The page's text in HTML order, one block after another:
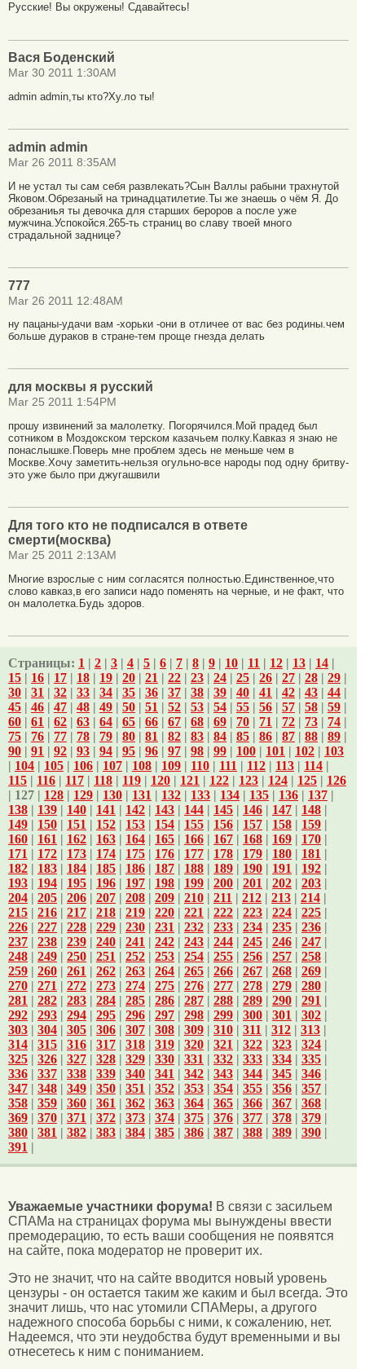
Русские! Вы окружены! Сдавайтесь!
Вася Боденский
Mar 30 2011 1:30AM
admin admin,ты кто?Ху.ло ты!
admin admin
Mar 26 2011 8:35AM
И не устал ты сам себя развлекать?Сын Валлы рабыни трахнутой
Яковом.Обрезаный на тринадцатилетие.Ты же знаешь о чём Я. До
обрезаниья ты девочка для старших бероров а после уже
мужчина.Успокойся.265-ть страниц во славу твоей много
страдальной заднице?
777
Mar 26 2011 12:48AM
ну пацаны-удачи вам -хорьки -они в отличее от вас без родины.чем
больше дураков в стране-тем проще гнезда делать
для москвы я русский
Mar 25 2011 1:54PM
прошу извинений за малолетку. Погорячился.Мой прадед был
сотником в Моздокском терском казачьем полку.Кавказ я знаю не
понаслышке.Поверь мне проблем здесь не меньше чем в
Москве.Хочу заметить-нельзя огульно-все народы под одну бритву-
это уже было при джугашвили
Для того кто не подписался в ответе
смерти(москва)
Mar 25 2011 2:13AM
Многие взрослые с ним согласятся полностью.Единственное,что
слово кавказ,в его записи надо поменять на черные, и не факт, что
он малолетка.Будь здоров.
Страницы: 1 | 2 | 3 | 4 | 5 | 6 | 7 | 8 | 9 | 10 | 11 | 12 | 13 | 14 |
15 | 16 | 17 | 18 | 19 | 20 | 21 | 22 | 23 | 24 | 25 | 26 | 27 | 28 | 29 |
30 | 31 | 32 | 33 | 34 | 35 | 36 | 37 | 38 | 39 | 40 | 41 | 42 | 43 | 44 |
45 | 46 | 47 | 48 | 49 | 50 | 51 | 52 | 53 | 54 | 55 | 56 | 57 | 58 | 59 |
60 | 61 | 62 | 63 | 64 | 65 | 66 | 67 | 68 | 69 | 70 | 71 | 72 | 73 | 74 |
75 | 76 | 77 | 78 | 79 | 80 | 81 | 82 | 83 | 84 | 85 | 86 | 87 | 88 | 89 |
90 | 91 | 92 | 93 | 94 | 95 | 96 | 97 | 98 | 99 | 100 | 101 | 102 | 103
| 104 | 105 | 106 | 107 | 108 | 109 | 110 | 111 | 112 | 113 | 114 |
115 | 116 | 117 | 118 | 119 | 120 | 121 | 122 | 123 | 124 | 125 | 126
| 127 | 128 | 129 | 130 | 131 | 132 | 133 | 134 | 135 | 136 | 137 |
138 | 139 | 140 | 141 | 142 | 143 | 144 | 145 | 146 | 147 | 148 |
149 | 150 | 151 | 152 | 153 | 154 | 155 | 156 | 157 | 158 | 159 |
160 | 161 | 162 | 163 | 164 | 165 | 166 | 167 | 168 | 169 | 170 |
171 | 172 | 173 | 174 | 175 | 176 | 177 | 178 | 179 | 180 | 181 |
182 | 183 | 184 | 185 | 186 | 187 | 188 | 189 | 190 | 191 | 192 |
193 | 194 | 195 | 196 | 197 | 198 | 199 | 200 | 201 | 202 | 203 |
204 | 205 | 206 | 207 | 208 | 209 | 210 | 211 | 212 | 213 | 214 |
215 | 216 | 217 | 218 | 219 | 220 | 221 | 222 | 223 | 224 | 225 |
226 | 227 | 228 | 229 | 230 | 231 | 232 | 233 | 234 | 235 | 236 |
237 | 238 | 239 | 240 | 241 | 242 | 243 | 244 | 245 | 246 | 247 |
248 | 249 | 250 | 251 | 252 | 253 | 254 | 255 | 256 | 257 | 258 |
259 | 260 | 261 | 262 | 263 | 264 | 265 | 266 | 267 | 268 | 269 |
270 | 271 | 272 | 273 | 274 | 275 | 276 | 277 | 278 | 279 | 280 |
281 | 282 | 283 | 284 | 285 | 286 | 287 | 288 | 289 | 290 | 291 |
292 | 293 | 294 | 295 | 296 | 297 | 298 | 299 | 300 | 301 | 302 |
303 | 304 | 305 | 306 | 307 | 308 | 309 | 310 | 311 | 312 | 313 |
314 | 315 | 316 | 317 | 318 | 319 | 320 | 321 | 322 | 323 | 324 |
325 | 326 | 327 | 328 | 329 | 330 | 331 | 332 | 333 | 334 | 335 |
336 | 337 | 338 | 339 | 340 | 341 | 342 | 343 | 344 | 345 | 346 |
347 | 348 | 349 | 350 | 351 | 352 | 353 | 354 | 355 | 356 | 357 |
358 | 359 | 360 | 361 | 362 | 363 | 364 | 365 | 366 | 367 | 368 |
369 | 370 | 371 | 372 | 373 | 374 | 375 | 376 | 377 | 378 | 379 |
380 | 381 | 382 | 383 | 384 | 385 | 386 | 387 | 388 | 389 | 390 |
391 |
Уважаемые участники форума! В связи с засильем
СПАМа на страницах форума мы вынуждены ввести
премодерацию, то есть ваши сообщения не появятся
на сайте, пока модератор не проверит их.
Это не значит, что на сайте вводится новый уровень
цензуры - он остается таким же каким и был всегда. Это
значит лишь, что нас утомили СПАМеры, а другого
надежного способа борьбы с ними, к сожалению, нет.
Надеемся, что эти неудобства будут временными и вы
отнесетесь к ним с пониманием.